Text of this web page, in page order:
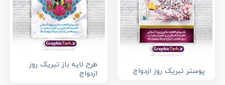
طرح لایه باز تبریک روز
ازدواج
پوستر تبریک روز ازدواج